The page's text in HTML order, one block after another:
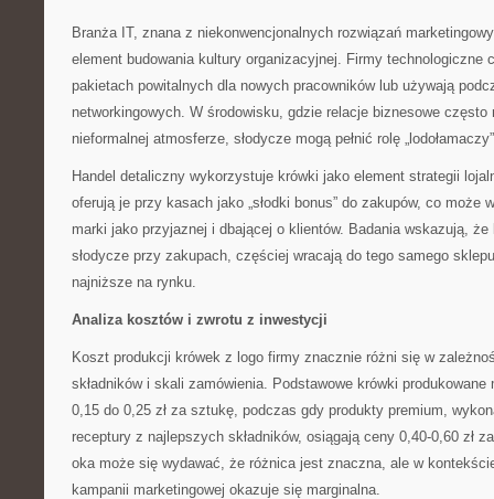
Branża IT, znana z niekonwencjonalnych rozwiązań
element budowania kultury organizacyjnej. Firmy technologiczne
pakietach powitalnych dla nowych pracowników lub używają
networkingowych. W środowisku, gdzie relacje biznesowe często
nieformalnej atmosferze, słodycze mogą pełnić rolę
Handel detaliczny wykorzystuje krówki jako element strategii
oferują je przy kasach jako „słodki bonus” do zakupów, co może
marki jako przyjaznej i dbającej o klientów. Badania wskazują,
słodycze przy zakupach, częściej wracają do tego samego
najniższe na rynku.
Analiza kosztów i zwrotu z inwestycji
Koszt produkcji krówek z logo firmy znacznie różni się w
składników i skali zamówienia. Podstawowe krówki
0,15 do 0,25 zł za sztukę, podczas gdy produkty premium,
receptury z najlepszych składników, osiągają ceny 0,40-0,60 zł
oka może się wydawać, że różnica jest znaczna, ale w
kampanii marketingowej okazuje się marginalna.